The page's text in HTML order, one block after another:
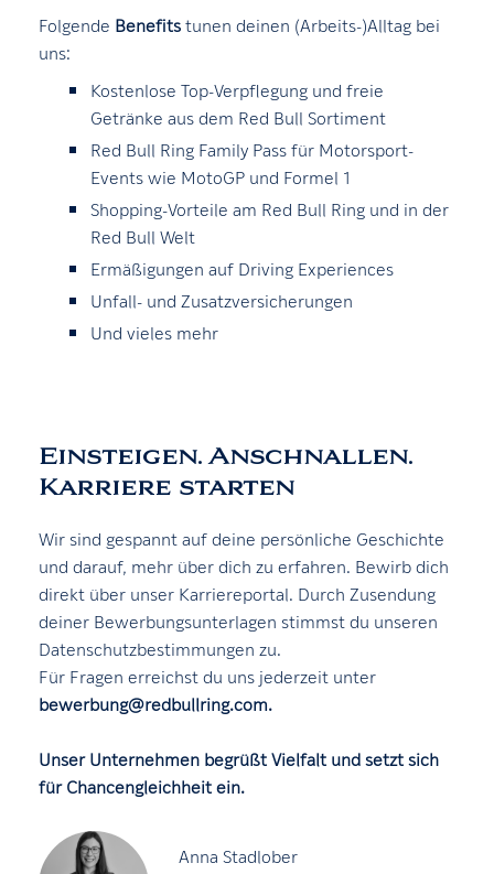
Folgende Benefitstunen deinen (Arbeits-)Alltag bei
uns:
Kostenlose Top-Verpflegung und freie
Getränke aus dem Red Bull Sortiment
Red Bull Ring Family Pass für Motorsport-
Events wie MotoGP und Formel 1
Shopping-Vorteile am Red Bull Ring und in der
Red Bull Welt
Ermäßigungen auf Driving Experiences
Unfall- und Zusatzversicherungen
Und vieles mehr
Einsteigen. Anschnallen.
Karriere starten
Wir sind gespannt auf deine persönliche Geschichte
und darauf, mehr über dich zu erfahren. Bewirb dich
direkt über unser Karriereportal. Durch Zusendung
deiner Bewerbungsunterlagen stimmst du unseren
Datenschutzbestimmungen zu.
Für Fragen erreichst du uns jederzeit unter
bewerbung@redbullring.com.
Unser Unternehmen begrüßt Vielfalt und setzt sich
für Chancengleichheit ein.
Anna Stadlober